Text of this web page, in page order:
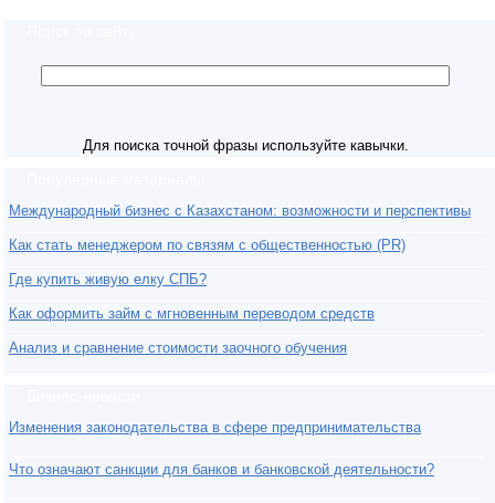
Для поиска точной фразы используйте кавычки.
Международный бизнес с Казахстаном: возможности и перспективы
Как стать менеджером по связям с общественностью (PR)
Где купить живую елку СПБ?
Как оформить займ с мгновенным переводом средств
Анализ и сравнение стоимости заочного обучения
Изменения законодательства в сфере предпринимательства
Что означают санкции для банков и банковской деятельности?